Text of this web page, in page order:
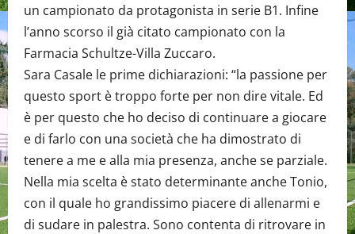
un campionato da protagonista in serie B1. Infine
l’anno scorso il già citato campionato con la
Farmacia Schultze-Villa Zuccaro.
Sara Casale le prime dichiarazioni: “la passione per
questo sport è troppo forte per non dire vitale. Ed
è per questo che ho deciso di continuare a giocare
e di farlo con una società che ha dimostrato di
tenere a me e alla mia presenza, anche se parziale.
Nella mia scelta è stato determinante anche Tonio,
con il quale ho grandissimo piacere di allenarmi e
di sudare in palestra. Sono contenta di ritrovare in